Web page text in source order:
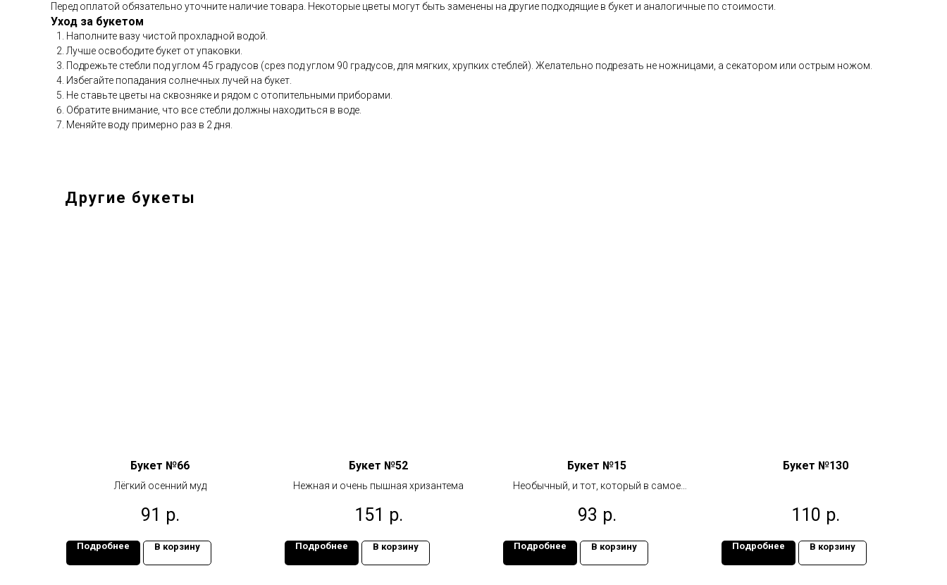
Перед оплатой обязательно уточните наличие товара. Некоторые цветы могут быть заменены на другие подходящие в букет и аналогичные по стоимости.
Уход за букетом
Наполните вазу чистой прохладной водой.
Лучше освободите букет от упаковки.
Подрежьте стебли под углом 45 градусов (срез под углом 90 градусов, для мягких, хрупких стеблей). Желательно подрезать не ножницами, а секатором или острым ножом.
Избегайте попадания солнечных лучей на букет.
Не ставьте цветы на сквозняке и рядом с отопительными приборами.
Обратите внимание, что все стебли должны находиться в воде.
Меняйте воду примерно раз в 2 дня.
Другие букеты
Букет №66
Лёгкий осенний муд
91 р.
Подробнее В корзину
Букет №52
Нежная и очень пышная хризантема
151 р.
Подробнее В корзину
Букет №15
Необычный, и тот, который в самое
93 р.
Подробнее В корзину
Букет №130
110 р.
Подробнее В корзину